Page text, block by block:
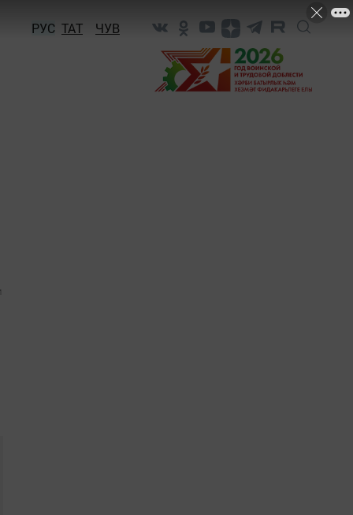
РУС ТАТ ЧУВ